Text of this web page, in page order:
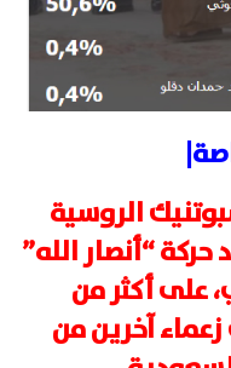
الروسية
“أنصار الله”
على أكثر من
آخرين من